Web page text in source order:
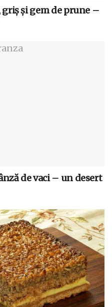
și gem de prune –
de vaci – un desert